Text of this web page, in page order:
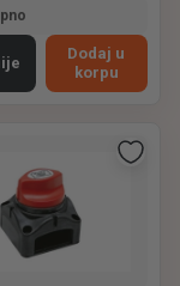
Dodaj u
korpu